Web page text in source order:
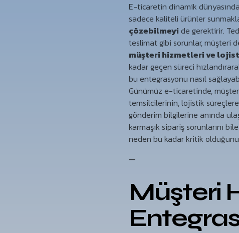
E-ticaretin dinamik
sadece kaliteli ürünler
çözebilmeyi de gerektirir.
teslimat gibi sorunlar, müşteri
müşteri hizmetleri ve
kadar geçen süreci
bu entegrasyonu nasıl
Günümüz e-ticaretinde,
temsilcilerinin, lojistik
gönderim bilgilerine anında
karmaşık sipariş sorunlarını
neden bu kadar kritik
—
Müşteri